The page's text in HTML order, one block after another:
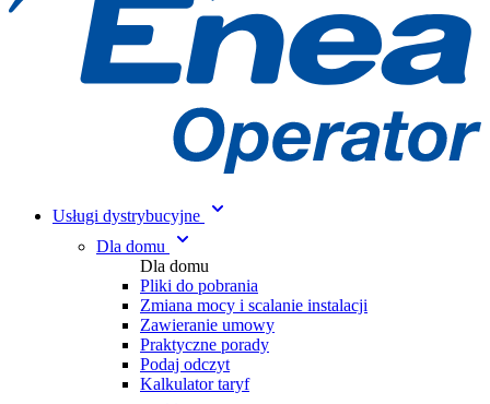
Usługi dystrybucyjne
Dla domu
Dla domu
Pliki do pobrania
Zmiana mocy i scalanie instalacji
Zawieranie umowy
Praktyczne porady
Podaj odczyt
Kalkulator taryf